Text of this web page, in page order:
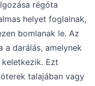
régóta
helyet foglalnak,
bomlanak le. Az
a darálás, amelynek
Ezt
talajában vagy